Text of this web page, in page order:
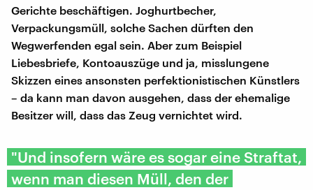
Gerichte beschäftigen. Joghurtbecher,
Verpackungsmüll, solche Sachen dürften den
Wegwerfenden egal sein. Aber zum Beispiel
Liebesbriefe, Kontoauszüge und ja, misslungene
Skizzen eines ansonsten perfektionistischen Künstlers
– da kann man davon ausgehen, dass der ehemalige
Besitzer will, dass das Zeug vernichtet wird.
"Und insofern wäre es sogar eine Straftat,
wenn man diesen Müll, den der